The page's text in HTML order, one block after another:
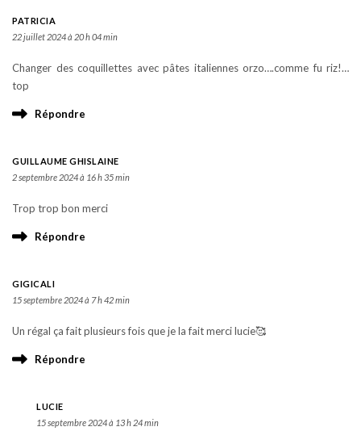
PATRICIA
22 juillet 2024 à 20 h 04 min
Changer des coquillettes avec pâtes italiennes orzo….comme fu riz!…
top
Répondre
GUILLAUME GHISLAINE
2 septembre 2024 à 16 h 35 min
Trop trop bon merci
Répondre
GIGICALI
15 septembre 2024 à 7 h 42 min
Un régal ça fait plusieurs fois que je la fait merci lucie🥰
Répondre
LUCIE
15 septembre 2024 à 13 h 24 min